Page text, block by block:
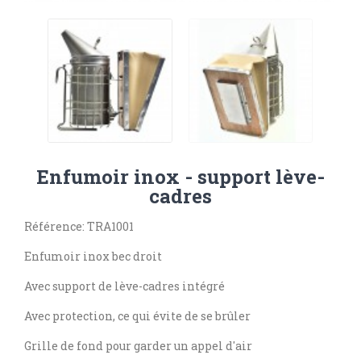
Enfumoir inox - support lève-
cadres
Référence: TRA1001
Enfumoir inox bec droit
Avec support de lève-cadres intégré
Avec protection, ce qui évite de se brûler
Grille de fond pour garder un appel d'air